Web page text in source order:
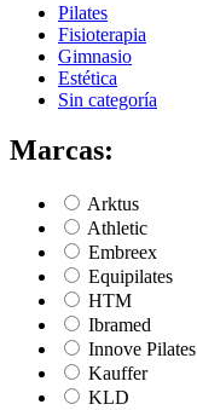
Pilates
Fisioterapia
Gimnasio
Estética
Sin categoría
Marcas:
Arktus
Athletic
Embreex
Equipilates
HTM
Ibramed
Innove Pilates
Kauffer
KLD